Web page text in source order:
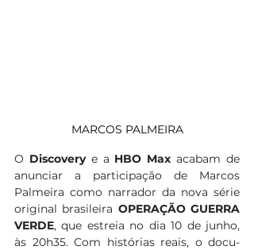
MARCOS PALMEIRA
O Discovery e a HBO Max acabam de
anunciar a participação de Marcos
Palmeira como narrador da nova série
original brasileira OPERAÇÃO GUERRA
VERDE, que estreia no dia 10 de junho,
às 20h35. Com histórias reais, o docu-